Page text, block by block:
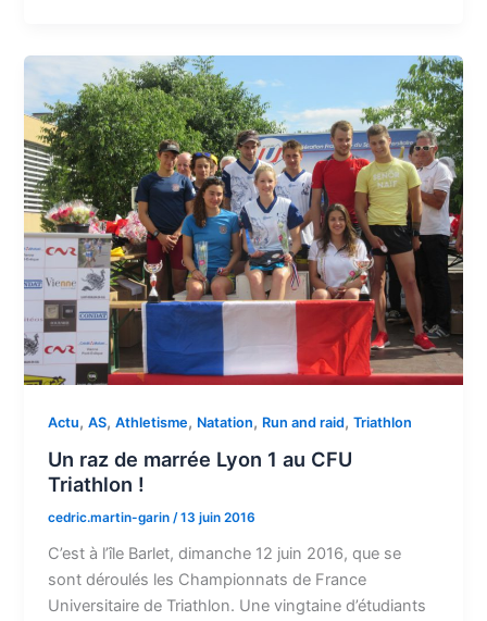
Actu,AS,Athletisme, Natation, Run and raid,Triathlon
Un raz de marrée Lyon 1 au CFU
Triathlon !
cedric.martin-garin/13 juin 2016
C’est à l’île Barlet, dimanche 12 juin 2016, que se
sont déroulés les Championnats de France
Universitaire de Triathlon. Une vingtaine d’étudiants